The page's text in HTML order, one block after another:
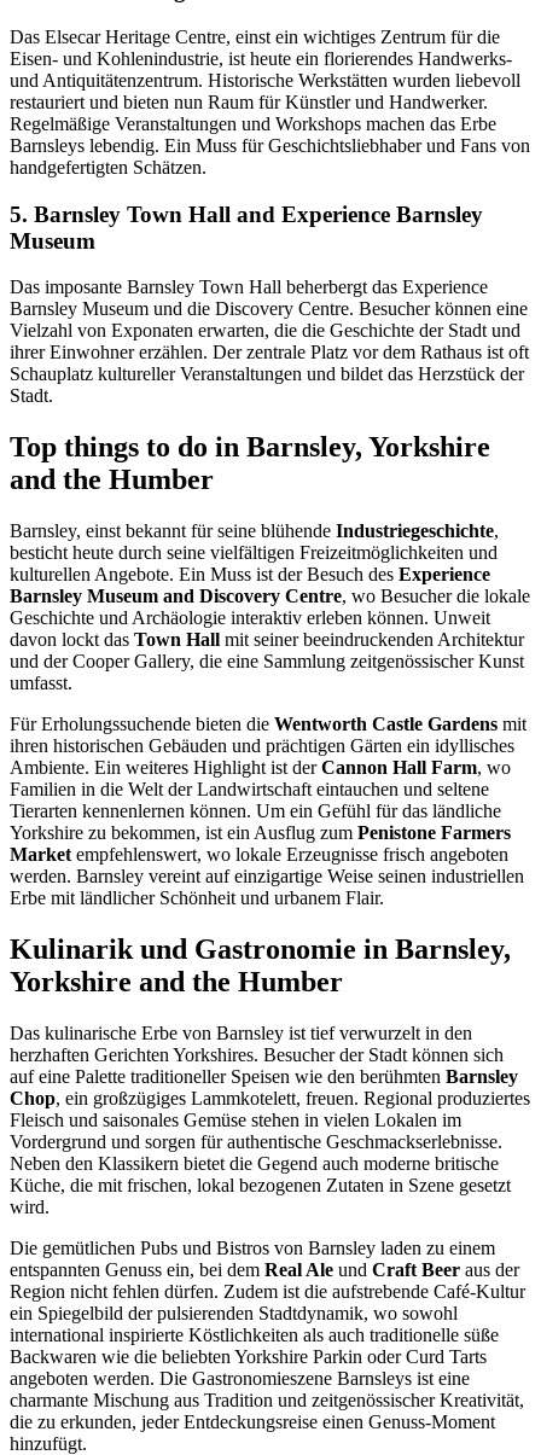
Das Elsecar Heritage Centre, einst ein wichtiges Zentrum für die
Eisen- und Kohlenindustrie, ist heute ein florierendes Handwerks-
und Antiquitätenzentrum. Historische Werkstätten wurden liebevoll
restauriert und bieten nun Raum für Künstler und Handwerker.
Regelmäßige Veranstaltungen und Workshops machen das Erbe
Barnsleys lebendig. Ein Muss für Geschichtsliebhaber und Fans von
handgefertigten Schätzen.
5. Barnsley Town Hall and Experience Barnsley
Museum
Das imposante Barnsley Town Hall beherbergt das Experience
Barnsley Museum und die Discovery Centre. Besucher können eine
Vielzahl von Exponaten erwarten, die die Geschichte der Stadt und
ihrer Einwohner erzählen. Der zentrale Platz vor dem Rathaus ist oft
Schauplatz kultureller Veranstaltungen und bildet das Herzstück der
Stadt.
Top things to do in Barnsley, Yorkshire
and the Humber
Barnsley, einst bekannt für seine blühende Industriegeschichte,
besticht heute durch seine vielfältigen Freizeitmöglichkeiten und
kulturellen Angebote. Ein Muss ist der Besuch des Experience
Barnsley Museum and Discovery Centre, wo Besucher die lokale
Geschichte und Archäologie interaktiv erleben können. Unweit
davon lockt das Town Hall mit seiner beeindruckenden Architektur
und der Cooper Gallery, die eine Sammlung zeitgenössischer Kunst
umfasst.
Für Erholungssuchende bieten die Wentworth Castle Gardens mit
ihren historischen Gebäuden und prächtigen Gärten ein idyllisches
Ambiente. Ein weiteres Highlight ist derCannon Hall Farm, wo
Familien in die Welt der Landwirtschaft eintauchen und seltene
Tierarten kennenlernen können. Um ein Gefühl für das ländliche
Yorkshire zu bekommen, ist ein Ausflug zum Penistone Farmers
Market empfehlenswert, wo lokale Erzeugnisse frisch angeboten
werden. Barnsley vereint auf einzigartige Weise seinen industriellen
Erbe mit ländlicher Schönheit und urbanem Flair.
Kulinarik und Gastronomie in Barnsley,
Yorkshire and the Humber
Das kulinarische Erbe von Barnsley ist tief verwurzelt in den
herzhaften Gerichten Yorkshires. Besucher der Stadt können sich
auf eine Palette traditioneller Speisen wie den berühmten Barnsley
Chop, ein großzügiges Lammkotelett, freuen. Regional produziertes
Fleisch und saisonales Gemüse stehen in vielen Lokalen im
Vordergrund und sorgen für authentische Geschmackserlebnisse.
Neben den Klassikern bietet die Gegend auch moderne britische
Küche, die mit frischen, lokal bezogenen Zutaten in Szene gesetzt
wird.
Die gemütlichen Pubs und Bistros von Barnsley laden zu einem
entspannten Genuss ein, bei dem Real Ale und Craft Beer aus der
Region nicht fehlen dürfen. Zudem ist die aufstrebende Café-Kultur
ein Spiegelbild der pulsierenden Stadtdynamik, wo sowohl
international inspirierte Köstlichkeiten als auch traditionelle süße
Backwaren wie die beliebten Yorkshire Parkin oder Curd Tarts
angeboten werden. Die Gastronomieszene Barnsleys ist eine
charmante Mischung aus Tradition und zeitgenössischer Kreativität,
die zu erkunden, jeder Entdeckungsreise einen Genuss-Moment
hinzufügt.